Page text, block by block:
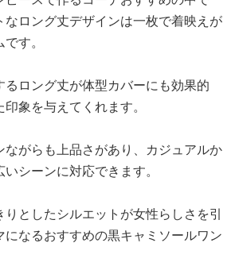
なロング丈デザインは一枚で着映えが
す。
ロング丈が体型カバーにも効果的
象を与えてくれます。
ながらも上品さがあり、カジュアルか
シーンに対応できます。
としたシルエットが女性らしさを引
になるおすすめの黒キャミソールワン